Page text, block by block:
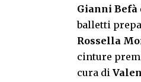
Gianni Befà
balletti
Rossella
cinture
cura di